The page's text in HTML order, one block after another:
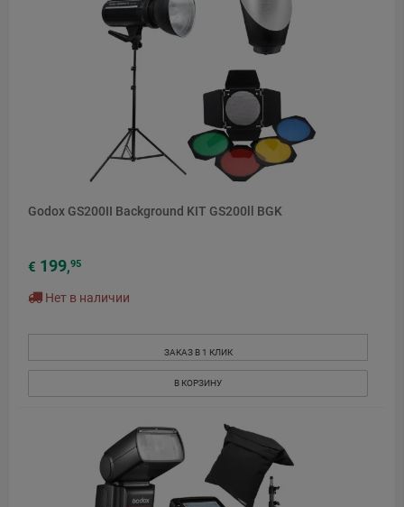
Godox GS200II Background KIT GS200ll BGK
€ 199,95
Нет в наличии
ЗАКАЗ В 1 КЛИК
В КОРЗИНУ